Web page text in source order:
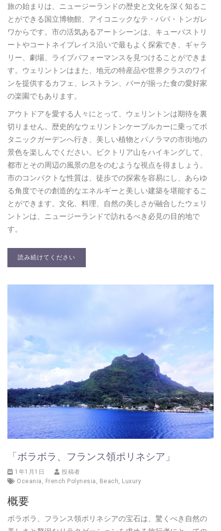
旅の始まりは、ニュージーランドの歴史と文化を深く知るこ
とができる国立博物館、アイコニックなテ・パパ・トンガレ
ワからです。市の活気あるアートシーンは、キューバストリ
ートやコートネイプレイス沿いで最もよく探索でき、ギャラ
リー、劇場、ライブパフォーマンスを見つけることができま
す。ウェリントンはまた、地元の特産品や世界クラスのワイ
ンを提供するカフェ、レストラン、バーが揃った食の愛好家
の楽園でもあります。
アウトドアを愛する人々にとって、ウェリントンは期待を裏
切りません。歴史的なウェリントンケーブルカーに乗ってボ
タニックガーデンへ行き、美しい植物とパノラマの市街地の
景色を楽しんでください。ビクトリア山をハイキングして、
都市とその周辺の風景の息をのむような視点を得ましょう。
市のコンパクトな性質は、徒歩での探索を容易にし、あらゆ
る角度でその創造的なエネルギーと美しい建築を堪能するこ
とができます。文化、料理、自然の美しさが融合したウェリ
ントンは、ニュージーランドで訪れるべき必見の目的地で
す。
読み続けてください
「ボラボラ、フランス領ポリネシア」
1年1月1日
投稿者
Oceania , French Polynesia , Beach, Luxury
概要
ボラボラ、フランス領ポリネシアの宝石は、驚くべき自然の